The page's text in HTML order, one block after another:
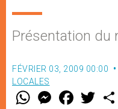
Présentation du
FÉVRIER 03, 2009 00:00
LOCALES
W M
e
F
a w